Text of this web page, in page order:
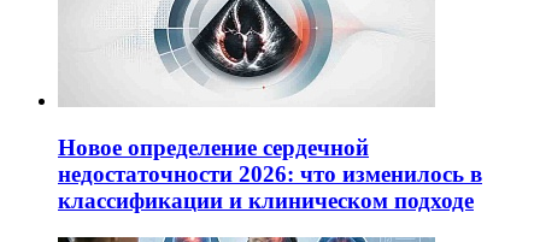
Новое определение сердечной
недостаточности 2026: что изменилось в
классификации и клиническом подходе